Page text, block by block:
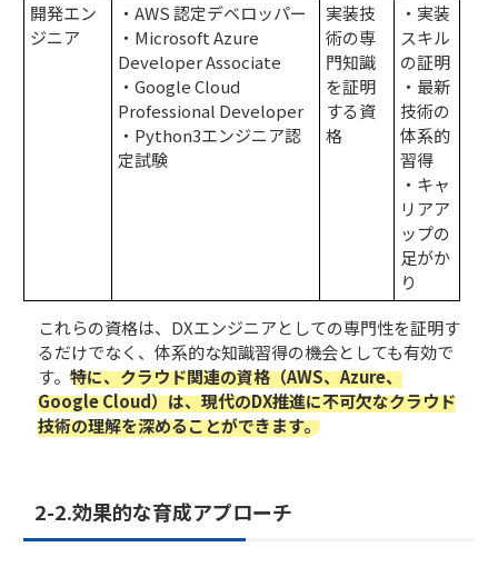
開発エン
ジニア
・AWS 認定デベロッパー
・Microsoft Azure
Developer Associate
・Google Cloud
Professional Developer
・Python3エンジニア認
定試験
実装技
術の専
門知識
を証明
する資
格
・実装
スキル
の証明
・最新
技術の
体系的
習得
・キャ
リアア
ップの
足がか
り
これらの資格は、DXエンジニアとしての専門性を証明す
るだけでなく、体系的な知識習得の機会としても有効で
す。 特に、クラウド関連の資格（AWS、Azure、
Google Cloud）は、現代のDX推進に不可欠なクラウド
技術の理解を深めることができます。
2-2.効果的な育成アプローチ